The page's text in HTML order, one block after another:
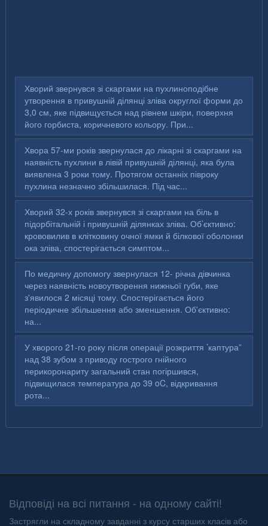
Хворий звернувся зі скаргами на пухлиноподібне
утворення в привушній ділянці зліва округлої форми до
3,0 см, яке підвищується над рівнем шкіри, поверхня
його горбиста, коричневого кольору. При...
Хвора 57-ми років звернулася до лікарні зі скаргами на
наявність пухлини в лівій привушній ділянці, яка була
виявлена 3 роки тому. Протягом останніх півроку
пухлина незначно збільшилася. Під час...
Хворий 32-х років звернувся зі скаргами на біль в
підорбітальній і привушній ділянках зліва. Об’єктивно:
крововилив в клітковину очної ямки й білкової оболонки
ока зліва, спостерігається симптом...
По медичну допомогу звернулася 12- річна дівчинка
через наявність новоутворення нижньої губи, яке
з'явилося 2 місяці тому. Спостерігається його
періодичне збільшення або зменшення. Об'єктивно:
на...
У хворого 21-го року після операції розкриття ’каптура”
над 38 зубом з приводу гострого гнійного
перикоронариту загальний стан погіршився,
підвищилася температура до 39 oC, відкривання
рота...
Відповіді на всі питання - на одному сайті!
Застрягли на складному завданні з курсу старших класів або